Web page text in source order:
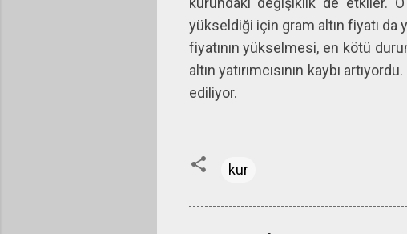
yükseldiği için gram altın fiyatı da
fiyatının yükselmesi, en kötü
altın yatırımcısının kaybı
ediliyor.
kur